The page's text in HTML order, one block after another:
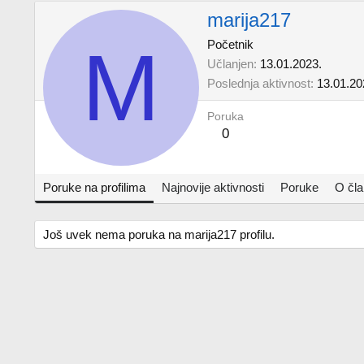
M
marija217
Početnik
Učlanjen 13.01.2023.
Poslednja aktivnost
Poruka
0
Poruke na profilima Najnovije aktivnosti Poruke O
Još uvek nema poruka na marija217 profilu.